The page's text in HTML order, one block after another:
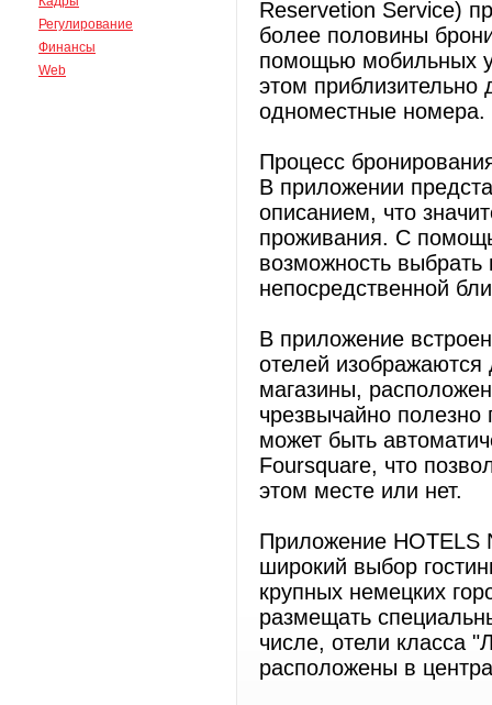
Регулирование
Финансы
Web
Reservetion Service)
более половины
помощью мобильных
этом приблизительно
одноместные номера.
Процесс
В приложении
описанием, что
проживания. С
возможность выбрать
непосредственной
В приложение
отелей изображаются
магазины,
чрезвычайно
может быть
Foursquare, что
этом месте или нет.
Приложение HOTELS
широкий выбор
крупных немецких
размещать
числе, отели класса
расположены в